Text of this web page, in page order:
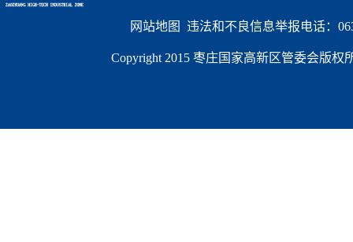
网站地图
违法和不良信息举报电话：
Copyright 2015 枣庄国家高新区管委会版权